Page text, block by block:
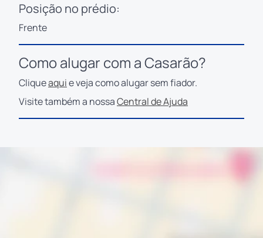
Posição no prédio:
Frente
Como alugar com a Casarão?
Cliqueaquie veja como alugar sem fiador.
Visite também a nossaCentral de Ajuda